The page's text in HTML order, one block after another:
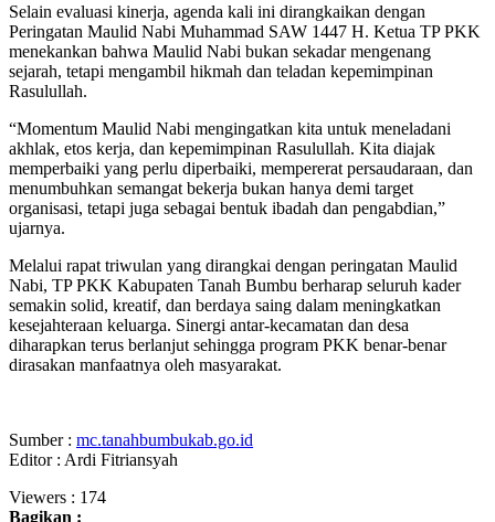
Selain evaluasi kinerja, agenda kali ini dirangkaikan dengan
Peringatan Maulid Nabi Muhammad SAW 1447 H. Ketua TP PKK
menekankan bahwa Maulid Nabi bukan sekadar mengenang
sejarah, tetapi mengambil hikmah dan teladan kepemimpinan
Rasulullah.
“Momentum Maulid Nabi mengingatkan kita untuk meneladani
akhlak, etos kerja, dan kepemimpinan Rasulullah. Kita diajak
memperbaiki yang perlu diperbaiki, mempererat persaudaraan, dan
menumbuhkan semangat bekerja bukan hanya demi target
organisasi, tetapi juga sebagai bentuk ibadah dan pengabdian,”
ujarnya.
Melalui rapat triwulan yang dirangkai dengan peringatan Maulid
Nabi, TP PKK Kabupaten Tanah Bumbu berharap seluruh kader
semakin solid, kreatif, dan berdaya saing dalam meningkatkan
kesejahteraan keluarga. Sinergi antar-kecamatan dan desa
diharapkan terus berlanjut sehingga program PKK benar-benar
dirasakan manfaatnya oleh masyarakat.
Sumber : mc.tanahbumbukab.go.id
Editor : Ardi Fitriansyah
Viewers : 174
Bagikan :